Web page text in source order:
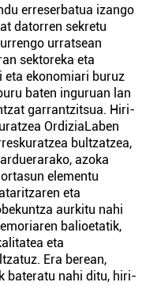
erreserbatua izango
datorren sekretu
urratsean
sektoreka eta
eta ekonomiari buruz
baten inguruan lan
garrantzitsua. Hiri-
OrdiziaLaben
bultzatzea,
azoka
elementu
eta
aurkitu nahi
balioetatik,
eta
Era berean,
bateratu nahi ditu, hiri-